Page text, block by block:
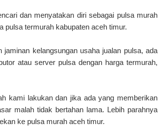
dan menyatakan diri sebagai pulsa murah
pulsa termurah kabupaten aceh timur.
kelangsungan usaha jualan pulsa, ada
atau server pulsa dengan harga termurah,
kami lakukan dan jika ada yang memberikan
malah tidak bertahan lama. Lebih parahnya
ke pulsa murah aceh timur.